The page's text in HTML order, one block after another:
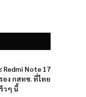
Redmi Note 17
อง กสทช. ที่ไทย
วๆ นี้